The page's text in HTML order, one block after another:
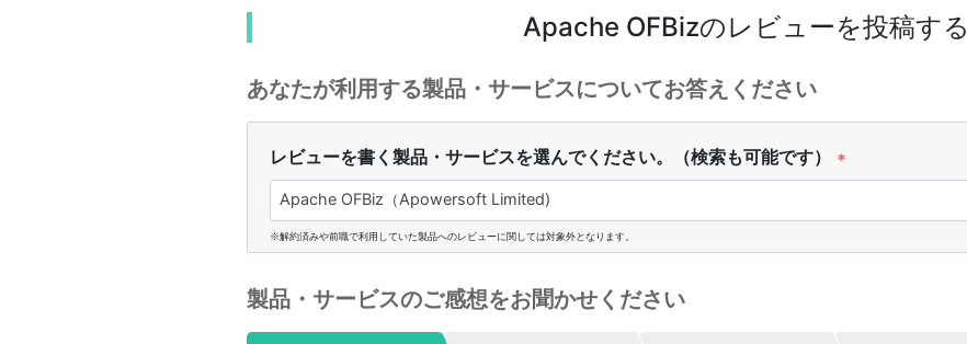
Apache OFBizのレビューを投稿する
あなたが利用する製品・サービスについてお答えください
レビューを書く製品・サービスを選んでください。（検索も可能です） *
Apache OFBiz（Apowersoft Limited)
※解約済みや前職で利用していた製品へのレビューに関しては対象外となります。
製品・サービスのご感想をお聞かせください